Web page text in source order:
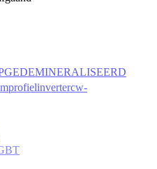
GEDEMINERALISEERD
invertercw-